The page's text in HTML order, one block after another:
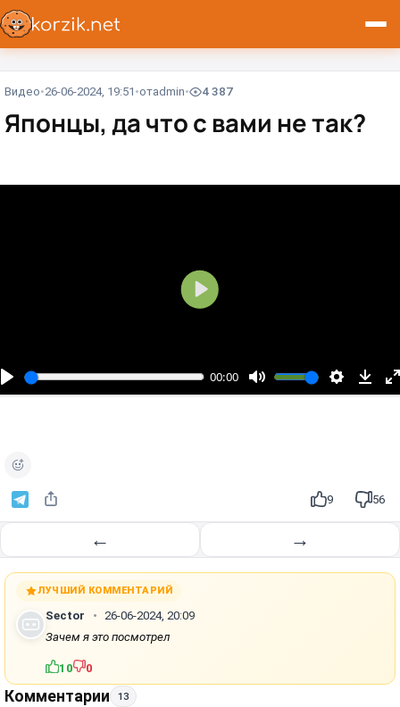
Видео 26-06-2024, 19:51 отadmin 4 387
Японцы, да что с вами не так?⁠⁠
00:00
В
п
и
9 56
← →
ЛУЧШИЙ КОММЕНТАРИЙ
Sector
26-06-2024, 20:09
Зачем я это посмотрел
10 0
Комментарии 13